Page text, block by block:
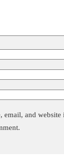
email, and